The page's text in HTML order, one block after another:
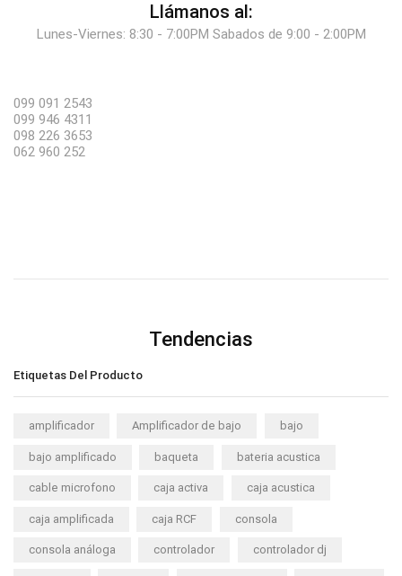
Llámanos al:
Lunes-Viernes: 8:30 - 7:00PM Sabados de 9:00 - 2:00PM
099 091 2543
099 946 4311
098 226 3653
062 960 252
Tendencias
Etiquetas Del Producto
amplificador Amplificador de bajo bajo
bajo amplificado baqueta bateria acustica
cable microfono caja activa caja acustica
caja amplificada caja RCF consola
consola análoga controlador controlador dj